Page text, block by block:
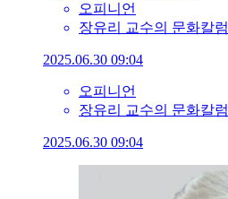
오피니언
장유리 교수의 문화칼럼
2025.06.30 09:04
오피니언
장유리 교수의 문화칼럼
2025.06.30 09:04